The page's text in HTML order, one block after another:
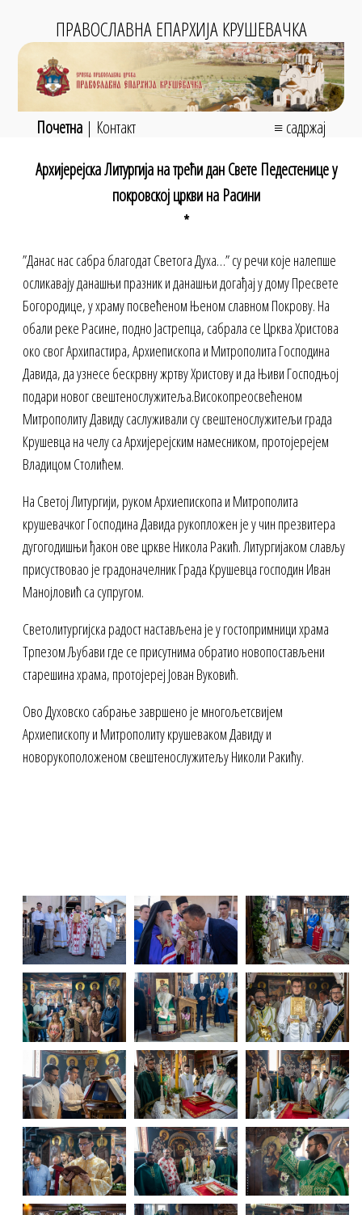
ПРАВОСЛАВНА ЕПАРХИЈА КРУШЕВАЧКА
Почетна| Контакт
≡ садржај
Архијерејска Литургија на трећи дан Свете Педестенице у
покровској цркви на Расини
*
”Данас нас сабра благодат Светога Духа…” су речи које налепше
осликавају данашњи празник и данашњи догађај у дому Пресвете
Богородице, у храму посвећеном Њеном славном Покрову. На
обали реке Расине, подно Јастрепца, сабрала се Црква Христова
око свог Архипастира, Архиепископа и Митрополита Господина
Давида, да узнесе бескрвну жртву Христову и да Њиви Господњој
подари новог свештенослужитеља.Високопреосвећеном
Митрополиту Давиду саслуживали су свештенослужитељи града
Крушевца на челу са Архијерејским намесником, протојерејем
Владицом Столићем.
На Светој Литургији, руком Архиепископа и Митрополита
крушевачког Господина Давида рукопложен је у чин презвитера
дугогодишњи ђакон ове цркве Никола Ракић. Литургијаком слављу
присуствовао је градоначелник Града Крушевца господин Иван
Манојловић са супругом.
Светолитургијска радост настављена је у гостопримници храма
Трпезом Љубави где се присутнима обратио новопостављени
старешина храма, протојереј Јован Вуковић.
Ово Духовско сабрање завршено је многољетсвијем
Архиепископу и Митрополиту крушеваком Давиду и
новорукоположеном свештенослужитељу Николи Ракићу.